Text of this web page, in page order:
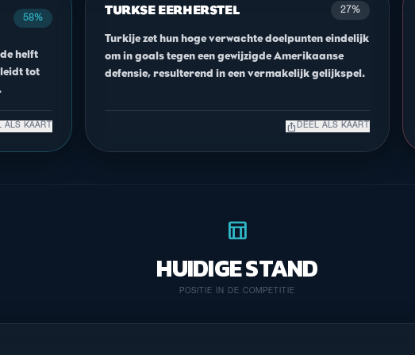
58%
helft
tot
ALS KAART
TURKSE EERHERSTEL 27%
Turkije zet hun hoge verwachte doelpunten eindelijk
om in goals tegen een gewijzigde Amerikaanse
defensie, resulterend in een vermakelijk gelijkspel.
ios_share DEEL ALS KAART
table_chart
HUIDIGE STAND
POSITIE IN DE COMPETITIE